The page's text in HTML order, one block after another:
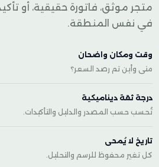
متجر موثق، فاتورة حقيقية، أو
في نفس المنطقة.
وقت ومكان واضحان
متى وأين تم رصد السعر؟
درجة ثقة ديناميكية
تُحسب حسب المصدر والدليل والتأكيدات.
تاريخ لا يُمحى
كل تغير محفوظ للرسم والتحليل.